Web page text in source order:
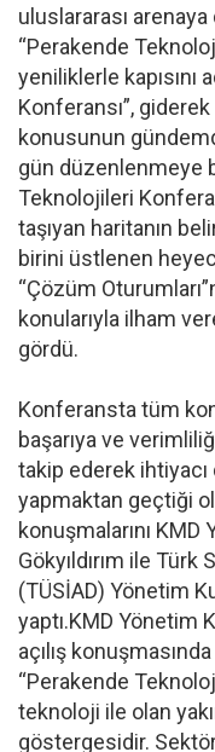
uluslararası arenaya
“Perakende
yeniliklerle kapısını
Konferansı”,
konusunun
gün düzenlenmeye
Teknolojileri
taşıyan haritanın
birini üstlenen
“Çözüm
konularıyla ilham
gördü.
Konferansta tüm
başarıya ve
takip ederek ihtiyacı
yapmaktan geçtiği
konuşmalarını KMD
Gökyıldırım ile
(TÜSİAD) Yönetim
yaptı.KMD Yönetim
açılış
“Perakende
teknoloji ile olan
göstergesidir.